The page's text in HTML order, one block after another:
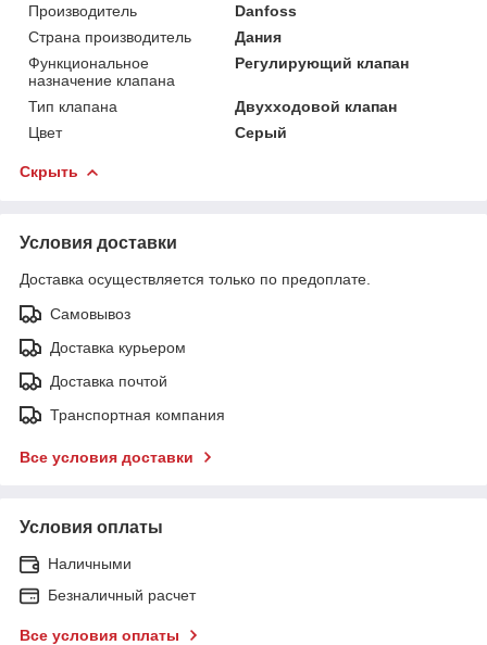
Производитель
Danfoss
Страна производитель
Дания
Функциональное
назначение клапана
Регулирующий клапан
Тип клапана
Двухходовой клапан
Цвет
Серый
Скрыть
Условия доставки
Доставка осуществляется только по предоплате.
Самовывоз
Доставка курьером
Доставка почтой
Транспортная компания
Все условия доставки
Условия оплаты
Наличными
Безналичный расчет
Все условия оплаты